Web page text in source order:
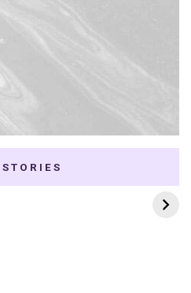
Thai Dramas com
First e Khaotung